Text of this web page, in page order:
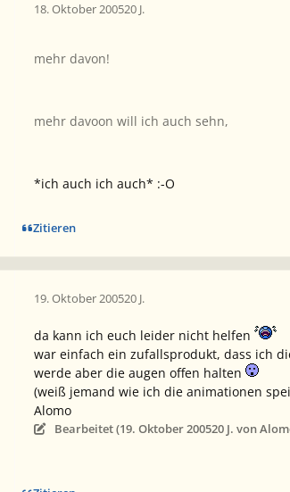
18. Oktober 200520 J.
mehr davon!
mehr davoon will ich auch sehn,
*ich auch ich auch* :-O
Zitieren
19. Oktober 200520 J.
da kann ich euch leider nicht helfen
war einfach ein zufallsprodukt, dass ich
werde aber die augen offen halten
(weiß jemand wie ich die animationen
Alomo
Bearbeitet (19. Oktober 200520 J. von